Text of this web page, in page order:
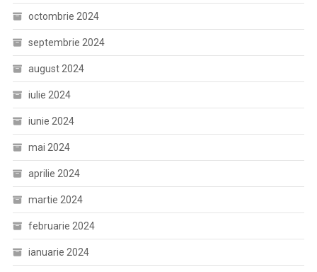
octombrie 2024
septembrie 2024
august 2024
iulie 2024
iunie 2024
mai 2024
aprilie 2024
martie 2024
februarie 2024
ianuarie 2024